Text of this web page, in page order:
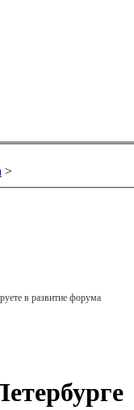
>
в развитие форума